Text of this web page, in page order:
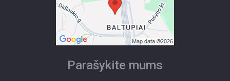
Parašykite mums